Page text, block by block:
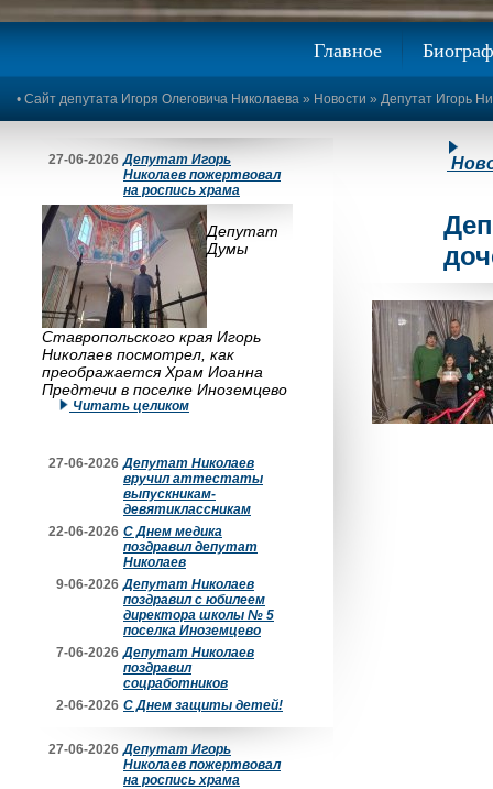
Главное
• Сайт депутата Игоря Олеговича Николаева » Новости » Депутат Игорь
27-06-2026 Депутат Игорь
Николаев пожертвовал
на роспись храма
Депутат
Думы
Ставропольского края Игорь
Николаев посмотрел, как
преображается Храм Иоанна
Предтечи в поселке Иноземцево
Читать целиком
27-06-2026 Депутат Николаев
вручил аттестаты
выпускникам-
девятиклассникам
22-06-2026 С Днем медика
поздравил депутат
Николаев
9-06-2026 Депутат Николаев
поздравил с юбилеем
директора школы № 5
поселка Иноземцево
7-06-2026 Депутат Николаев
поздравил
соцработников
2-06-2026 С Днем защиты детей!
27-06-2026 Депутат Игорь
Николаев пожертвовал
на роспись храма